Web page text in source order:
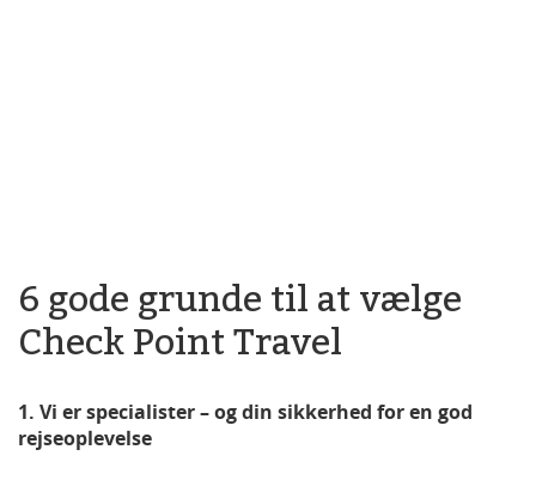
6 gode grunde til at vælge
Check Point Travel
1. Vi er specialister – og din sikkerhed for en god
rejseoplevelse